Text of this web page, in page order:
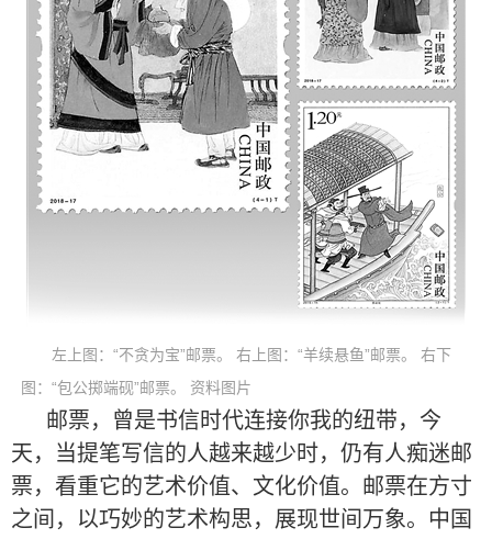
左上图：“不贪为宝”邮票。 右上图：“羊续悬鱼”邮票。 右下
图：“包公掷端砚”邮票。 资料图片
邮票，曾是书信时代连接你我的纽带，今
天，当提笔写信的人越来越少时，仍有人痴迷邮
票，看重它的艺术价值、文化价值。邮票在方寸
之间，以巧妙的艺术构思，展现世间万象。中国